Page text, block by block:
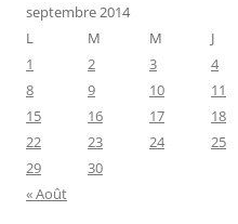
septembre 2014
L
M M J
1
2 3 4
8
9 10 11
15
16 17 18
22
23 24 25
29
30
« Août